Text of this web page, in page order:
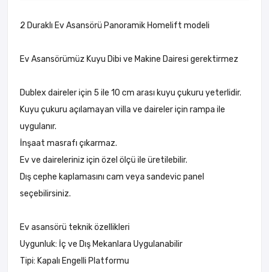
2 Duraklı Ev Asansörü Panoramik Homelift modeli
Ev Asansörümüz Kuyu Dibi ve Makine Dairesi gerektirmez
Dublex daireler için 5 ile 10 cm arası kuyu çukuru yeterlidir.
Kuyu çukuru açılamayan villa ve daireler için rampa ile
uygulanır.
İnşaat masrafı çıkarmaz.
Ev ve daireleriniz için özel ölçü ile üretilebilir.
Dış cephe kaplamasını cam veya sandevic panel
seçebilirsiniz.
Ev asansörü teknik özellikleri
Uygunluk: İç ve Dış Mekanlara Uygulanabilir
Tipi: Kapalı Engelli Platformu